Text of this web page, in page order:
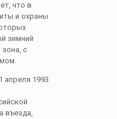
что в
и охраны
зимний
зона, с
апреля 1993
въезда,